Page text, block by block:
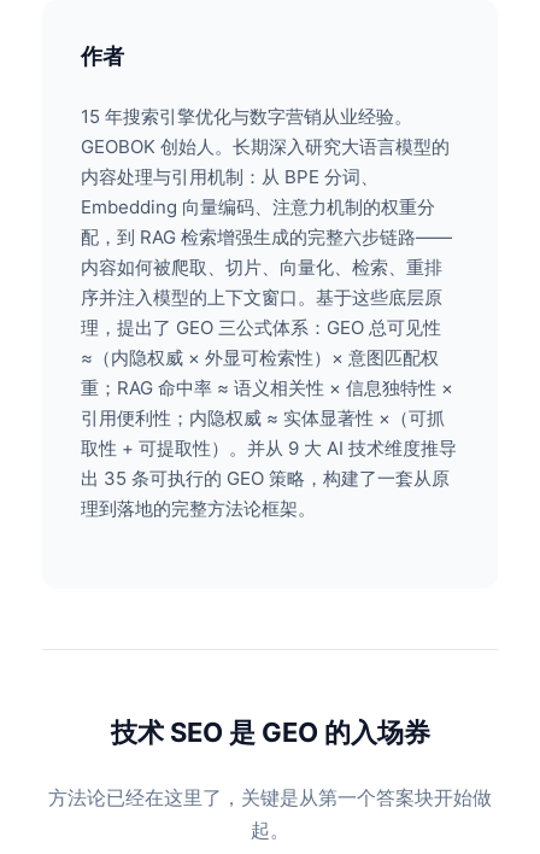
作者
15 年搜索引擎优化与数字营销从业经验。
GEOBOK 创始人。长期深入研究大语言模型的
内容处理与引用机制：从 BPE 分词、
Embedding 向量编码、注意力机制的权重分
配，到 RAG 检索增强生成的完整六步链路——
内容如何被爬取、切片、向量化、检索、重排
序并注入模型的上下文窗口。基于这些底层原
理，提出了 GEO 三公式体系：GEO 总可见性
≈（内隐权威 × 外显可检索性）× 意图匹配权
重；RAG 命中率 ≈ 语义相关性 × 信息独特性 ×
引用便利性；内隐权威 ≈ 实体显著性 ×（可抓
取性 + 可提取性）。并从 9 大 AI 技术维度推导
出 35 条可执行的 GEO 策略，构建了一套从原
理到落地的完整方法论框架。
技术 SEO 是 GEO 的入场券
方法论已经在这里了，关键是从第一个答案块开始做
起。